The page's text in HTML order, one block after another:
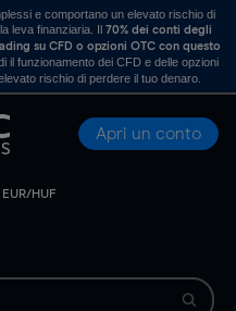
e comportano un elevato rischio di
leva finanziaria. Il70% dei conti degli
su CFD o opzioni OTC con questo
il funzionamento dei CFD e delle opzioni
rischio di perdere il tuo denaro.
Apri un conto
EUR/HUF